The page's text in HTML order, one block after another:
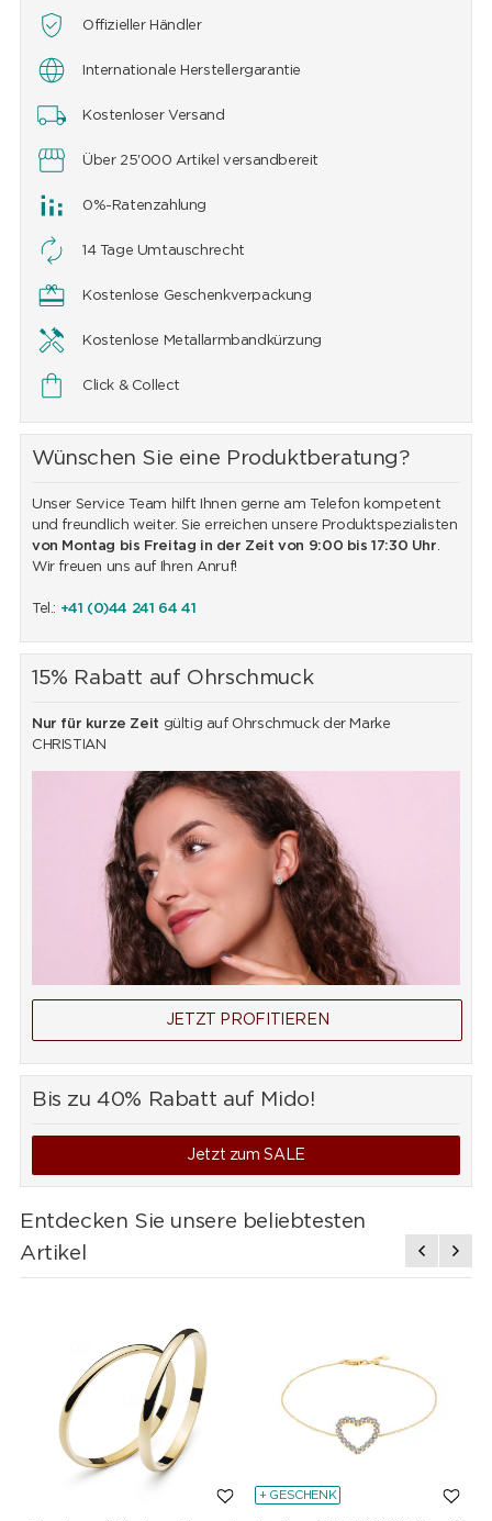
Offizieller Händler
Internationale Herstellergarantie
Kostenloser Versand
Über 25'000 Artikel versandbereit
0%-Ratenzahlung
14 Tage Umtauschrecht
Kostenlose Geschenkverpackung
Kostenlose Metallarmbandkürzung
Click & Collect
Wünschen Sie eine Produktberatung?
Unser Service Team hilft Ihnen gerne am Telefon kompetent
und freundlich weiter. Sie erreichen unsere Produktspezialisten
von Montag bis Freitag in der Zeit von 9:00 bis 17:30 Uhr.
Wir freuen uns auf Ihren Anruf!
Tel.: +41 (0)44 241 64 41
15% Rabatt auf Ohrschmuck
Nur für kurze Zeit gültig auf Ohrschmuck der Marke
CHRISTIAN
JETZT PROFITIEREN
Bis zu 40% Rabatt auf Mido!
Jetzt zum SALE
Entdecken Sie unsere beliebtesten
Artikel
+ GESCHENK